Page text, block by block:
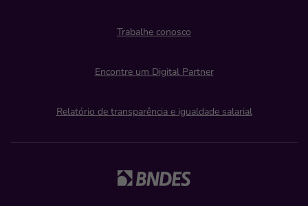
Trabalhe conosco
Encontre um Digital Partner
Relatório de transparência e igualdade salarial